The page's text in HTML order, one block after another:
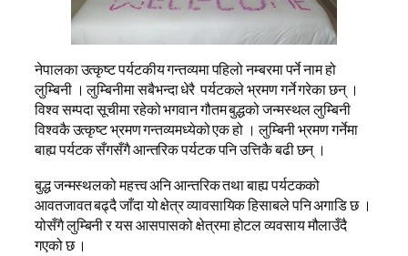
नेपालका उत्कृष्ट पर्यटकीय गन्तव्यमा पहिलो नम्बरमा पर्ने नाम हो
लुम्बिनी । लुम्बिनीमा सबैभन्दा धेरै पर्यटकले भ्रमण गर्ने गरेका छन् ।
विश्व सम्पदा सूचीमा रहेको भगवान गौतम बुद्धको जन्मस्थल लुम्बिनी
विश्वकै उत्कृष्ट भ्रमण गन्तव्यमध्येको एक हो । लुम्बिनी भ्रमण गर्नेमा
बाह्य पर्यटक सँगसँगै आन्तरिक पर्यटक पनि उत्तिकै बढी छन् ।
बुद्ध जन्मस्थलको महत्त्व अनि आन्तरिक तथा बाह्य पर्यटकको
आवतजावत बढ्दै जाँदा यो क्षेत्र व्यावसायिक हिसाबले पनि अगाडि छ ।
योसँगै लुम्बिनी र यस आसपासको क्षेत्रमा होटल व्यवसाय मौलाउँदै
गएको छ ।